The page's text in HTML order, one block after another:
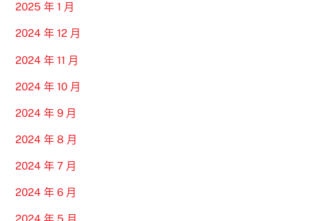
2025 年 1 月
2024 年 12 月
2024 年 11 月
2024 年 10 月
2024 年 9 月
2024 年 8 月
2024 年 7 月
2024 年 6 月